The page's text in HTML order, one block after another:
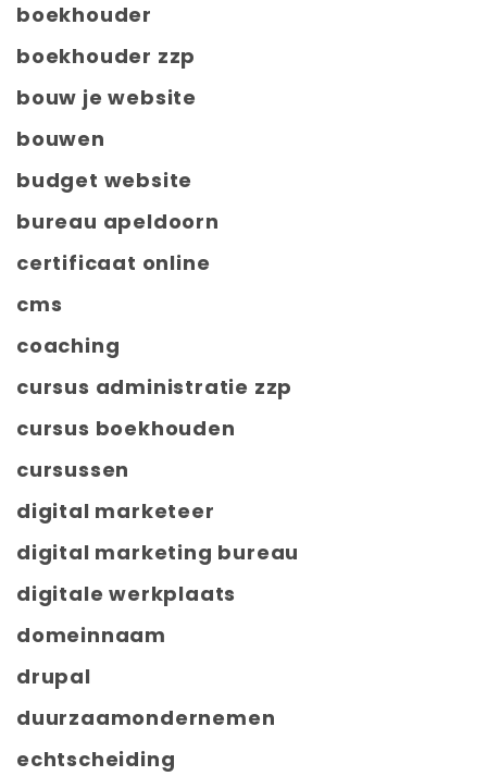
boekhouder
boekhouder zzp
bouw je website
bouwen
budget website
bureau apeldoorn
certificaat online
cms
coaching
cursus administratie zzp
cursus boekhouden
cursussen
digital marketeer
digital marketing bureau
digitale werkplaats
domeinnaam
drupal
duurzaamondernemen
echtscheiding